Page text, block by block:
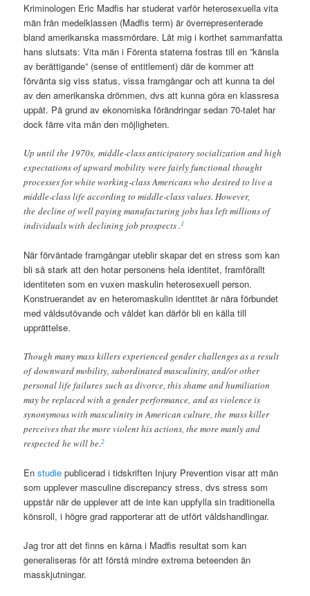
Kriminologen Eric Madfis har studerat varför heterosexuella vita
män från medelklassen (Madfis term) är överrepresenterade
bland amerikanska massmördare. Låt mig i korthet sammanfatta
hans slutsats: Vita män i Förenta staterna fostras till en ”känsla
av berättigande” (sense of entitlement) där de kommer att
förvänta sig viss status, vissa framgångar och att kunna ta del
av den amerikanska drömmen, dvs att kunna göra en klassresa
uppåt. På grund av ekonomiska förändringar sedan 70-talet har
dock färre vita män den möjligheten.
Up until the 1970s, middle-class anticipatory socialization and high
expectations of upward mobility were fairly functional thought
processes for white working-class Americans who desired to live a
middle-class life according to middle-class values. However,
the decline of well paying manufacturing jobs has left millions of
individuals with declining job prospects .1
När förväntade framgångar uteblir skapar det en stress som kan
bli så stark att den hotar personens hela identitet, framförallt
identiteten som en vuxen maskulin heterosexuell person.
Konstruerandet av en heteromaskulin identitet är nära förbundet
med våldsutövande och våldet kan därför bli en källa till
upprättelse.
Though many mass killers experienced gender challenges as a result
of downward mobility, subordinated masculinity, and/or other
personal life failures such as divorce, this shame and humiliation
may be replaced with a gender performance, and as violence is
synonymous with masculinity in American culture, the mass killer
perceives that the more violent his actions, the more manly and
respected he will be.2
Enstudie publicerad i tidskriften Injury Prevention visar att män
som upplever masculine discrepancy stress, dvs stress som
uppstår när de upplever att de inte kan uppfylla sin traditionella
könsroll, i högre grad rapporterar att de utfört våldshandlingar.
Jag tror att det finns en kärna i Madfis resultat som kan
generaliseras för att förstå mindre extrema beteenden än
masskjutningar.